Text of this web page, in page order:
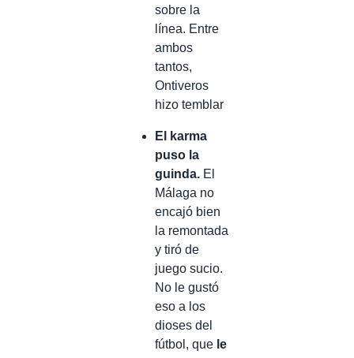
sobre la
línea. Entre
ambos
tantos,
Ontiveros
hizo temblar
El karma
puso la
guinda. El
Málaga no
encajó bien
la remontada
y tiró de
juego sucio.
No le gustó
eso a los
dioses del
fútbol, que le